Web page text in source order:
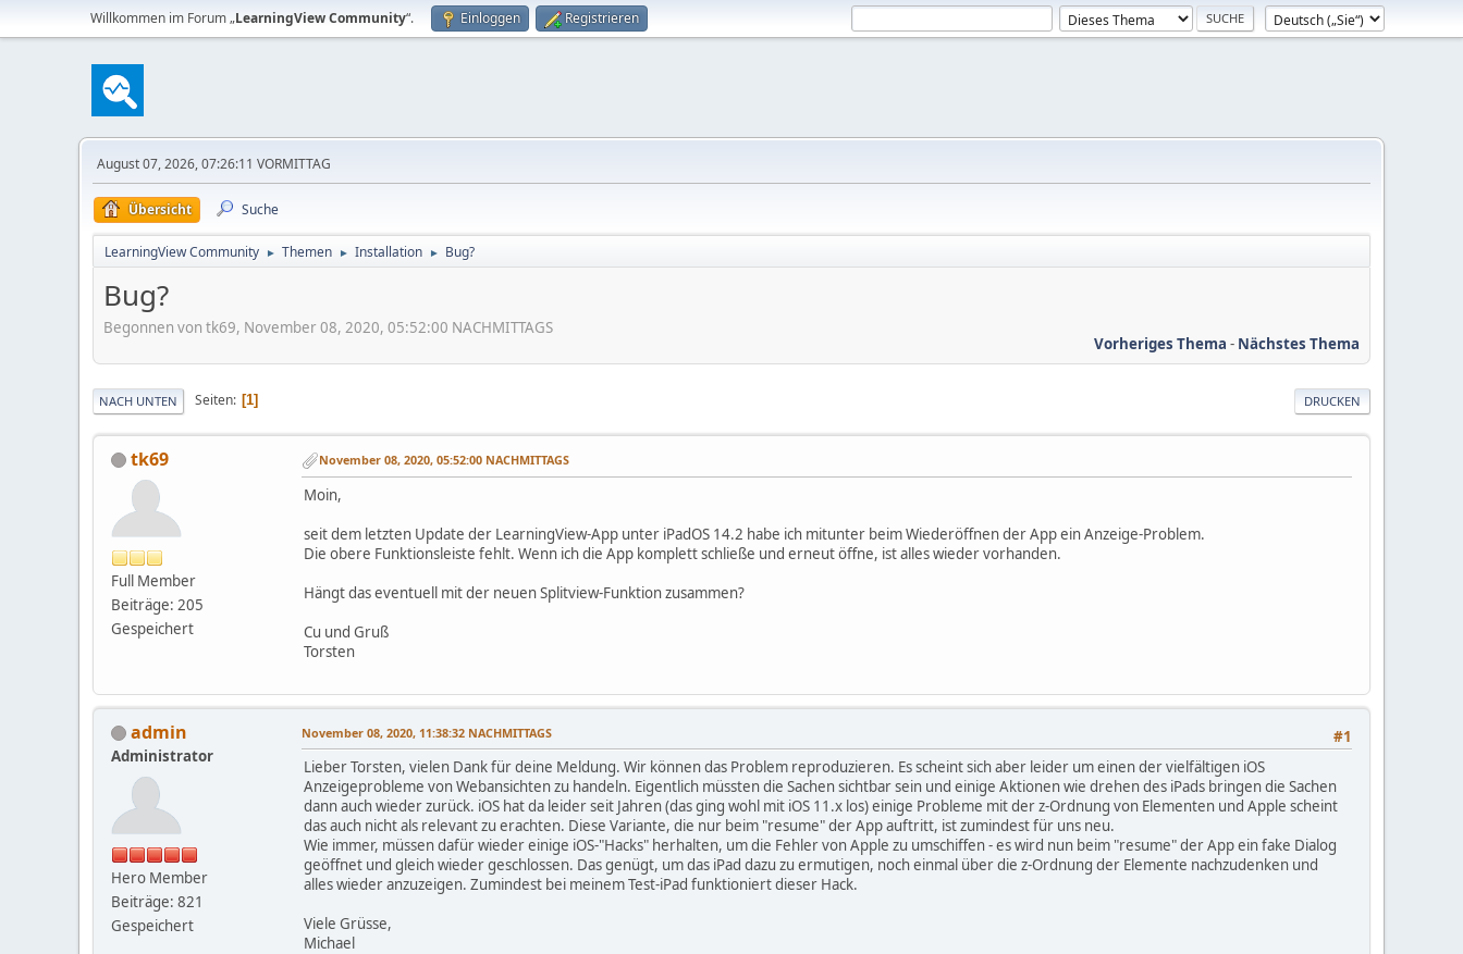
Willkommen im Forum „LearningView Community“. Einloggen Registrieren
August 07, 2026, 07:26:11 VORMITTAG
Übersicht Suche
LearningView Community ► Themen ► Installation ► Bug?
Bug?
Begonnen von tk69, November 08, 2020, 05:52:00 NACHMITTAGS
Vorheriges Thema - Nächstes Thema
DRUCKEN
NACH UNTEN Seiten 1
tk69
Full Member
Beiträge: 205
Gespeichert
November 08, 2020, 05:52:00 NACHMITTAGS
Moin,
seit dem letzten Update der LearningView-App unter iPadOS 14.2 habe ich mitunter beim Wiederöffnen der App ein Anzeige-Problem.
Die obere Funktionsleiste fehlt. Wenn ich die App komplett schließe und erneut öffne, ist alles wieder vorhanden.
Hängt das eventuell mit der neuen Splitview-Funktion zusammen?
Cu und Gruß
Torsten
admin
Administrator
Hero Member
Beiträge: 821
Gespeichert
#1
November 08, 2020, 11:38:32 NACHMITTAGS
Lieber Torsten, vielen Dank für deine Meldung. Wir können das Problem reproduzieren. Es scheint sich aber leider um einen der vielfältigen iOS
Anzeigeprobleme von Webansichten zu handeln. Eigentlich müssten die Sachen sichtbar sein und einige Aktionen wie drehen des iPads bringen die Sachen
dann auch wieder zurück. iOS hat da leider seit Jahren (das ging wohl mit iOS 11.x los) einige Probleme mit der z-Ordnung von Elementen und Apple scheint
das auch nicht als relevant zu erachten. Diese Variante, die nur beim "resume" der App auftritt, ist zumindest für uns neu.
Wie immer, müssen dafür wieder einige iOS-"Hacks" herhalten, um die Fehler von Apple zu umschiffen - es wird nun beim "resume" der App ein fake Dialog
geöffnet und gleich wieder geschlossen. Das genügt, um das iPad dazu zu ermutigen, noch einmal über die z-Ordnung der Elemente nachzudenken und
alles wieder anzuzeigen. Zumindest bei meinem Test-iPad funktioniert dieser Hack.
Viele Grüsse,
Michael